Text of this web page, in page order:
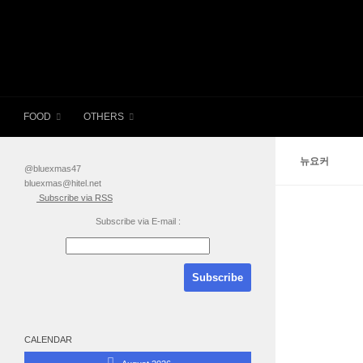
FOOD OTHERS
뉴요커
@bluexmas47
bluexmas@hitel.net
Subscribe via RSS
Subscribe via E-mail :
CALENDAR